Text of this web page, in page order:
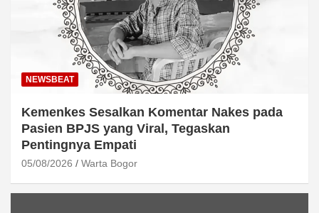
NEWSBEAT
Kemenkes Sesalkan Komentar Nakes pada
Pasien BPJS yang Viral, Tegaskan
Pentingnya Empati
05/08/2026 Warta Bogor